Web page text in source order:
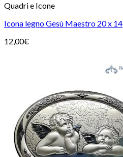
Quadri e Icone
Icona legno Gesù Maestro 20 x 14
12,00€